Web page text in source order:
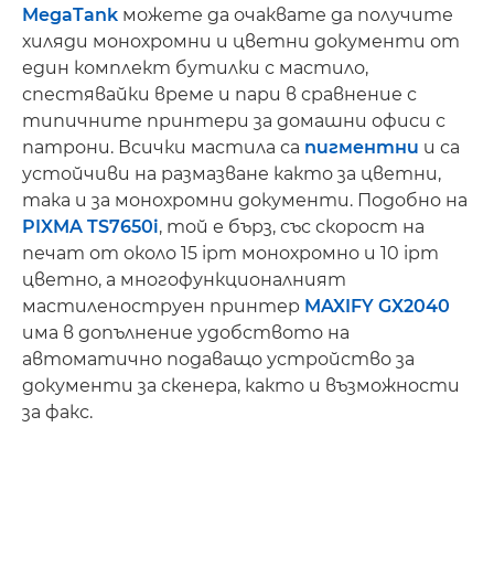
MegaTank можете да очаквате да получите
хиляди монохромни и цветни документи от
един комплект бутилки с мастило,
спестявайки време и пари в сравнение с
типичните принтери за домашни офиси с
патрони. Всички мастила са пигментни и са
устойчиви на размазване както за цветни,
така и за монохромни документи. Подобно на
PIXMA TS7650i, той е бърз, със скорост на
печат от около 15 ipm монохромно и 10 ipm
цветно, а многофункционалният
мастиленоструен принтер MAXIFY GX2040
има в допълнение удобството на
автоматично подаващо устройство за
документи за скенера, както и възможности
за факс.